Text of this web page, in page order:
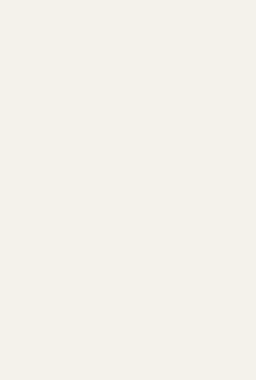
に入れる
続き画面にてご利用いただけます